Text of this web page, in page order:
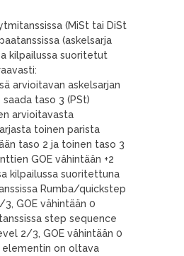
(MiSt tai DiSt
(askelsarja
kilpailussa suoritetut
arvioitavan askelsarjan
taso 3 (PSt)
arvioitavasta
toinen parista
taso 2 ja toinen taso 3
GOE vähintään +2
kilpailussa suoritettuna
Rumba/quickstep
GOE vähintään 0
step sequence
2/3, GOE vähintään 0
elementin on oltava